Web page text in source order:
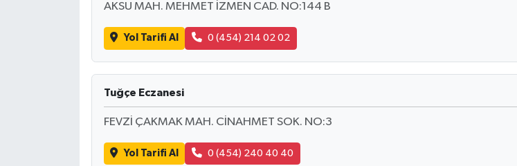
AKSU MAH. MEHMET İZMEN CAD. NO:144 B
Yol Tarifi Al 0 (454) 214 02 02
Tuğçe Eczanesi
FEVZİ ÇAKMAK MAH. CİNAHMET SOK. NO:3
Yol Tarifi Al 0 (454) 240 40 40